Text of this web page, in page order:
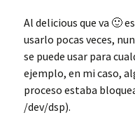
Al delicious que va 🙂
usarlo pocas veces,
se puede usar para
ejemplo, en mi caso,
proceso estaba
/dev/dsp).